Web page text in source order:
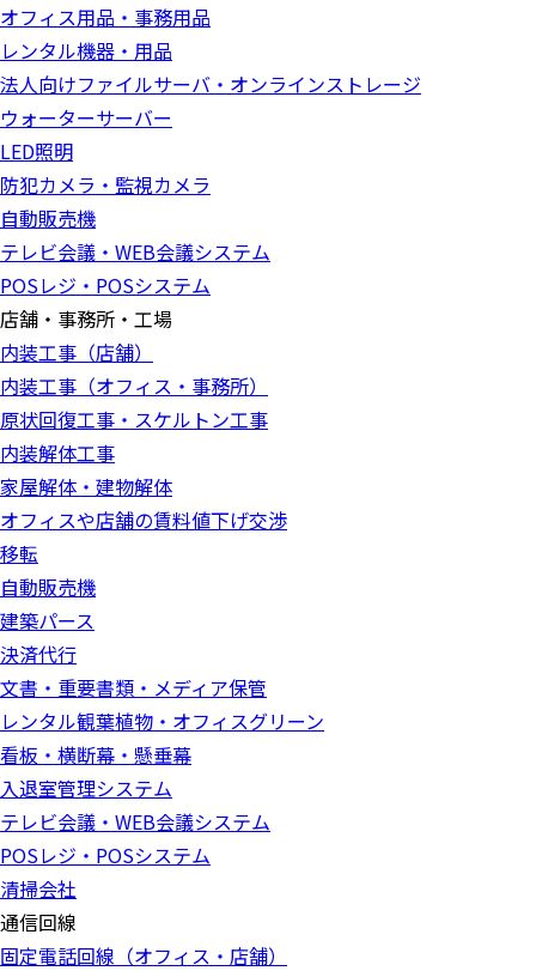
オフィス用品・事務用品
レンタル機器・用品
法人向けファイルサーバ・オンラインストレージ
ウォーターサーバー
LED照明
防犯カメラ・監視カメラ
自動販売機
テレビ会議・WEB会議システム
POSレジ・POSシステム
店舗・事務所・工場
内装工事（店舗）
内装工事（オフィス・事務所）
原状回復工事・スケルトン工事
内装解体工事
家屋解体・建物解体
オフィスや店舗の賃料値下げ交渉
移転
自動販売機
建築パース
決済代行
文書・重要書類・メディア保管
レンタル観葉植物・オフィスグリーン
看板・横断幕・懸垂幕
入退室管理システム
テレビ会議・WEB会議システム
POSレジ・POSシステム
清掃会社
通信回線
固定電話回線（オフィス・店舗）